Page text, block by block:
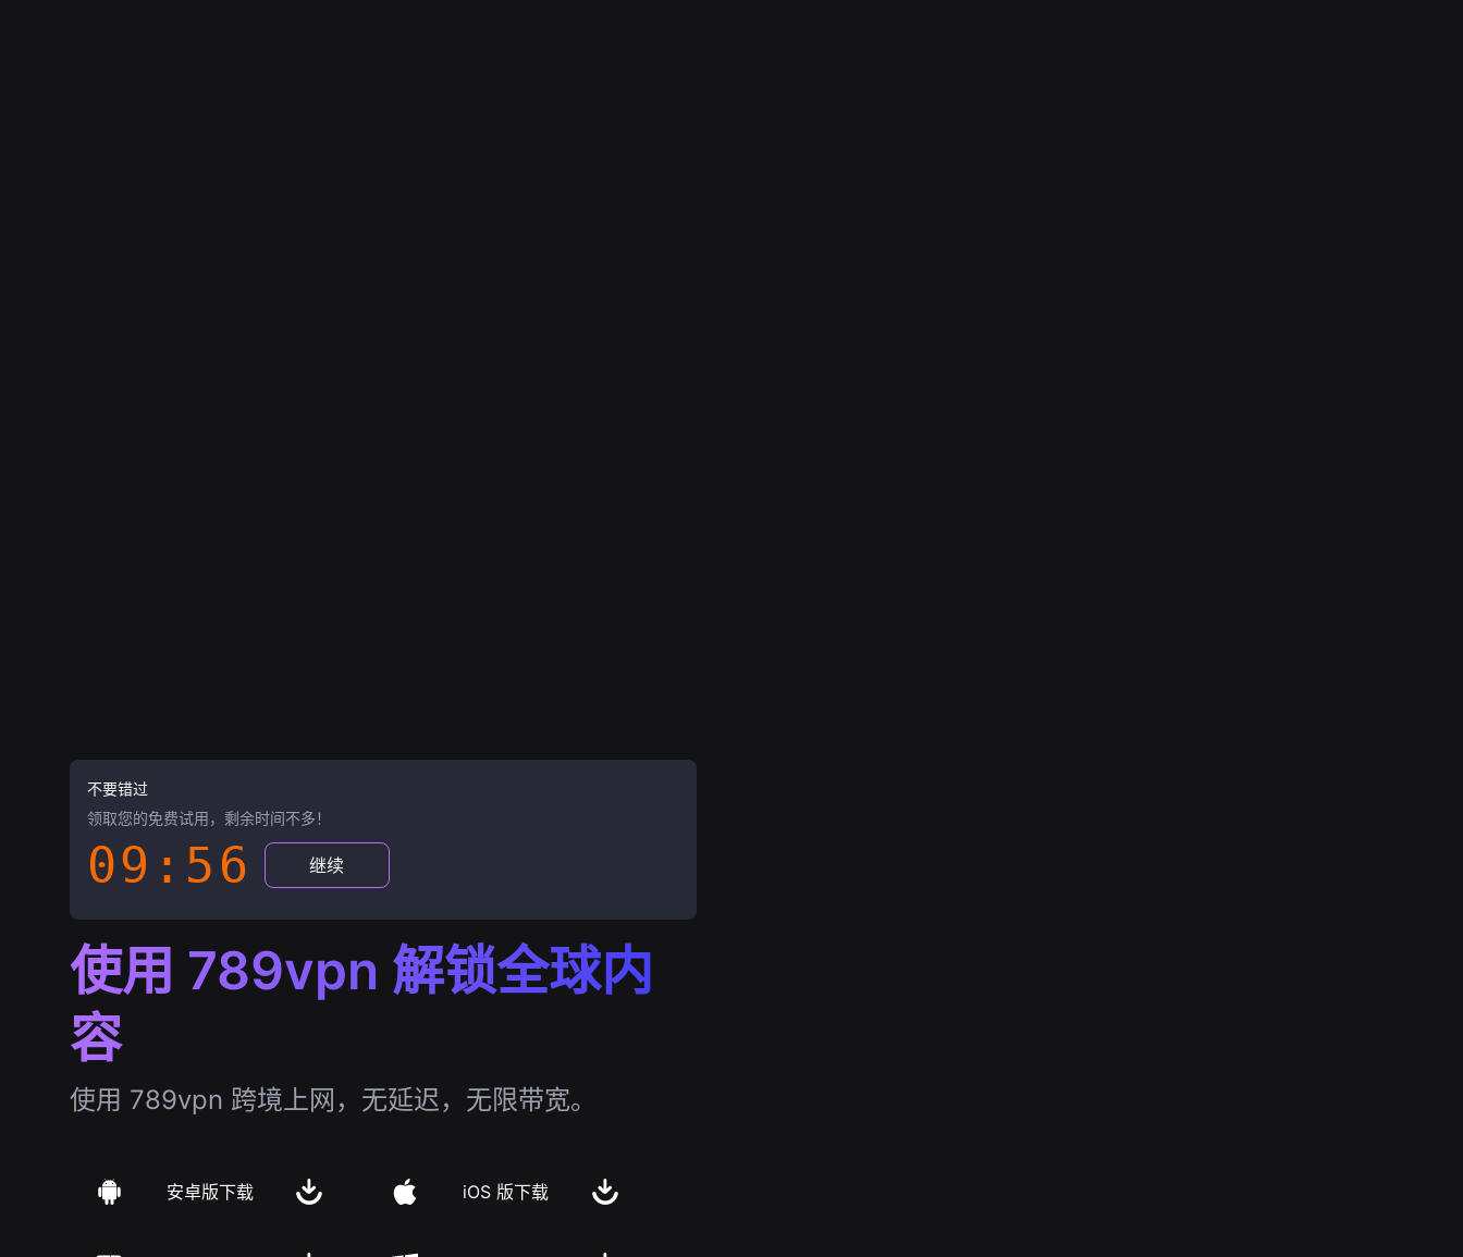
不要错过
领取您的免费试用，剩余时间不多！
09:55 继续
使用 789vpn 解锁全球内
容
使用 789vpn 跨境上网，无延迟，无限带宽。
安卓版下载 iOS 版下载